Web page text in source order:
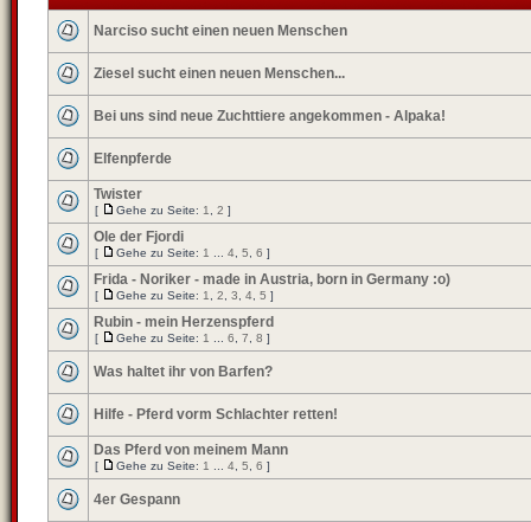
Narciso sucht einen neuen Menschen
Ziesel sucht einen neuen Menschen...
Bei uns sind neue Zuchttiere angekommen - Alpaka!
Elfenpferde
Twister
[ Gehe zu Seite: 1 2 ]
Ole der Fjordi
[ Gehe zu Seite: 1 4 5 6 ]
Frida - Noriker - made in Austria, born in Germany :o)
[ Gehe zu Seite: 1 2 3 4 5 ]
Rubin - mein Herzenspferd
[ Gehe zu Seite: 1 6 7 8 ]
Was haltet ihr von Barfen?
Hilfe - Pferd vorm Schlachter retten!
Das Pferd von meinem Mann
[ Gehe zu Seite: 1 4 5 6 ]
4er Gespann